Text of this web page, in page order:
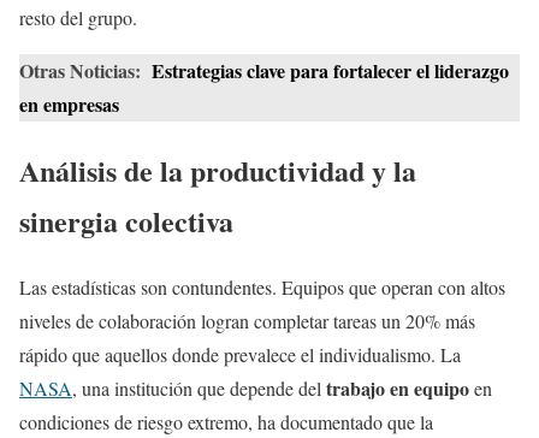
resto del grupo.
Otras Noticias: Estrategias clave para fortalecer el liderazgo
en empresas
Análisis de la productividad y la
sinergia colectiva
Las estadísticas son contundentes. Equipos que operan con altos
niveles de colaboración logran completar tareas un 20% más
rápido que aquellos donde prevalece el individualismo. La
NASA, una institución que depende del trabajo en equipoen
condiciones de riesgo extremo, ha documentado que la